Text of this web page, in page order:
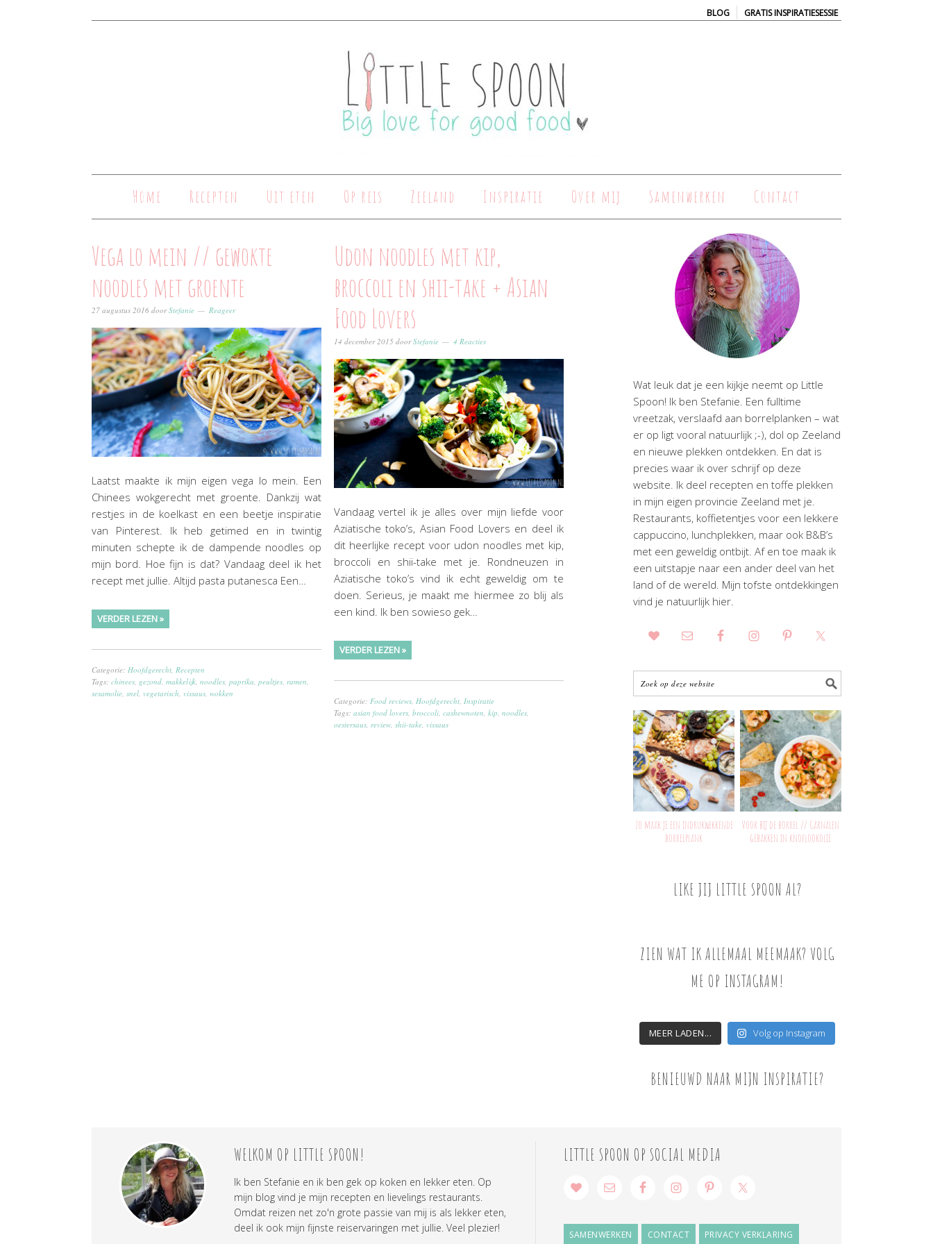
BLOG | GRATIS INSPIRATIESESSIE
Home Recepten Uit eten Op reis Zeeland Inspiratie Over mij Samenwerken Contact
Vega lo mein // gewokte
noodles met groente
27 augustus 2016 doorStefanie Reageer
Laatst maakte ik mijn eigen vega lo mein. Een
Chinees wokgerecht met groente. Dankzij wat
restjes in de koelkast en een beetje inspiratie
van Pinterest. Ik heb getimed en in twintig
minuten schepte ik de dampende noodles op
mijn bord. Hoe fijn is dat? Vandaag deel ik het
recept met jullie. Altijd pasta putanesca Een…
VERDER LEZEN »
Categorie: Hoofdgerecht, Recepten
Tags: chinees, gezond, makkelijk, noodles, paprika, peultjes, ramen,
sesamolie, snel, vegetarisch, vissaus, wokken
Udon noodles met kip,
broccoli en shii-take + Asian
Food Lovers
14 december 2015 doorStefanie 4 Reacties
Vandaag vertel ik je alles over mijn liefde voor
Aziatische toko’s, Asian Food Lovers en deel ik
dit heerlijke recept voor udon noodles met kip,
broccoli en shii-take met je. Rondneuzen in
Aziatische toko’s vind ik echt geweldig om te
doen. Serieus, je maakt me hiermee zo blij als
een kind. Ik ben sowieso gek…
VERDER LEZEN »
Categorie: Food reviews, Hoofdgerecht, Inspiratie
Tags: asian food lovers, broccoli, cashewnoten, kip, noodles,
oestersaus, review, shii-take, vissaus
Wat leuk dat je een kijkje neemt op Little
Spoon! Ik ben Stefanie. Een fulltime
vreetzak, verslaafd aan borrelplanken – wat
er op ligt vooral natuurlijk ;-), dol op Zeeland
en nieuwe plekken ontdekken. En dat is
precies waar ik over schrijf op deze
website. Ik deel recepten en toffe plekken
in mijn eigen provincie Zeeland met je.
Restaurants, koffietentjes voor een lekkere
cappuccino, lunchplekken, maar ook B&B’s
met een geweldig ontbijt. Af en toe maak ik
een uitstapje naar een ander deel van het
land of de wereld. Mijn tofste ontdekkingen
vind je natuurlijk hier.
Zo maak je een indrukwekkende
borrelplank
Voor bij de borrel // Garnalen
gebakken in knoflookolie
LIKE JIJ LITTLE SPOON AL?
ZIEN WAT IK ALLEMAAL MEEMAAK? VOLG
ME OP INSTAGRAM!
MEER LADEN... Volg op Instagram
BENIEUWD NAAR MIJN INSPIRATIE?
WELKOM OP LITTLE SPOON!
Ik ben Stefanie en ik ben gek op koken en lekker eten. Op
mijn blog vind je mijn recepten en lievelings restaurants.
Omdat reizen net zo'n grote passie van mij is als lekker eten,
deel ik ook mijn fijnste reiservaringen met jullie. Veel plezier!
LITTLE SPOON OP SOCIAL MEDIA
SAMENWERKEN CONTACT PRIVACY VERKLARING